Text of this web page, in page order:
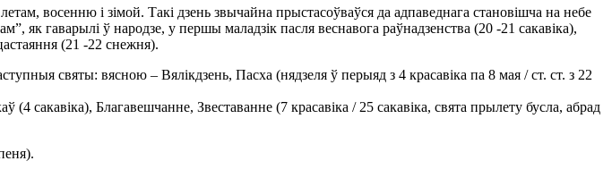
восенню i зiмой. Такi дзень звычайна прыстасоўваўся да адпаведнага становiшча на небе
як гаварылi ў народзе, у першы маладзiк пасля веснавога раўнадзенства (20 -21 сакавiка),
(21 -22 снежня).
святы: вясною – Вялiкдзень, Пасха (нядзеля ў перыяд з 4 красавiка па 8 мая / ст. ст. з 22
сакавiка), Благавешчанне, Звеставанне (7 красавiка / 25 сакавiка, свята прылету бусла, абрад